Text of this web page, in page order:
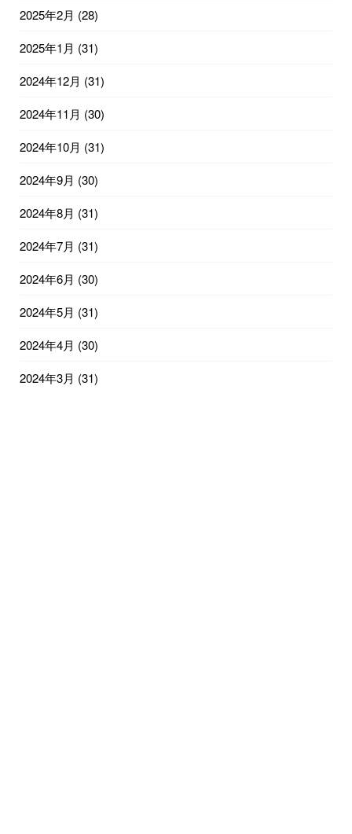
2025年2月 (28)
2025年1月 (31)
2024年12月 (31)
2024年11月 (30)
2024年10月 (31)
2024年9月 (30)
2024年8月 (31)
2024年7月 (31)
2024年6月 (30)
2024年5月 (31)
2024年4月 (30)
2024年3月 (31)